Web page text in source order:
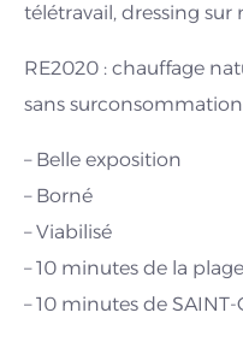
télétravail, dressing sur
RE2020 : chauffage
sans
– Belle exposition
– Borné
– Viabilisé
– 10 minutes de la
– 10 minutes de SAINT-